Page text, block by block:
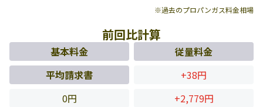
※過去のプロパンガス料金相場
前回比計算
基本料金
従量料金
平均請求書
+38円
0円
+2,779円